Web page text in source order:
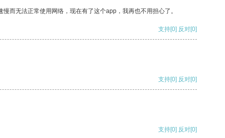
而无法正常使用网络，现在有了这个app，我再也不用担心了。
支持[0] 反对[0]
支持[0] 反对[0]
支持[0] 反对[0]